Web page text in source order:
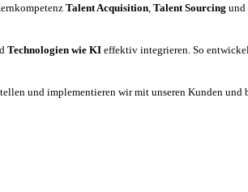
Talent Acquisition Talent Sourcing und
Technologien wie KI effektiv integrieren. So
und implementieren wir mit unseren Kunden und